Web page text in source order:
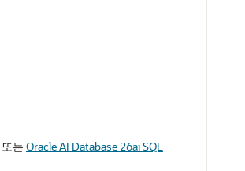
또는 Oracle AI Database 26ai SQL